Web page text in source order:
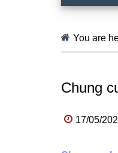
You are
Chung
17/05/